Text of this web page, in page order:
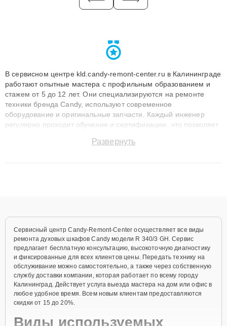
В сервисном центре kld.candy-remont-center.ru в Калининграде
работают опытные мастера с профильным образованием и
стажем от 5 до 12 лет. Они специализируются на ремонте
техники бренда Candy, используют современное
оборудование и оригинальные запчасти. Каждый инженер
регулярно проходит обучение и сертификацию, что позволяет
технику с сохранением гарантии до 3 лет. Наши мастера
Развернуть
Сервисный центр Candy-Remont-Center осуществляет все виды
ремонта духовых шкафов Candy модели R 340/3 GH. Сервис
предлагает бесплатную консультацию, высокоточную диагностику
и фиксированные для всех клиентов цены. Передать технику на
обслуживание можно самостоятельно, а также через собственную
службу доставки компании, которая работает по всему городу
Калининград. Действует услуга выезда мастера на дом или офис в
любое удобное время. Всем новым клиентам предоставляются
скидки от 15 до 20%.
Виды используемых